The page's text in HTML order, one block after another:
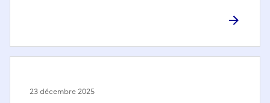
23 décembre 2025